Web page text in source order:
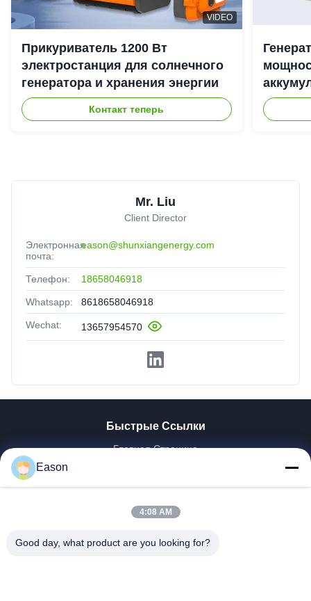
VIDEO
Прикуриватель 1200 Вт
электростанция для солнечного
генератора и хранения энергии
Контакт теперь
Mr. Liu
Client Director
Электронная
почта:
eason@shunxiangenergy.com
Телефон: 18658046918
Whatsapp: 8618658046918
Wechat: 13657954570
Быстрые Ссылки
Главная Страница
Ролики
Наша Фабрика
Контроль Качества
Eason
4:08 AM
Good day, what product are you looking for?